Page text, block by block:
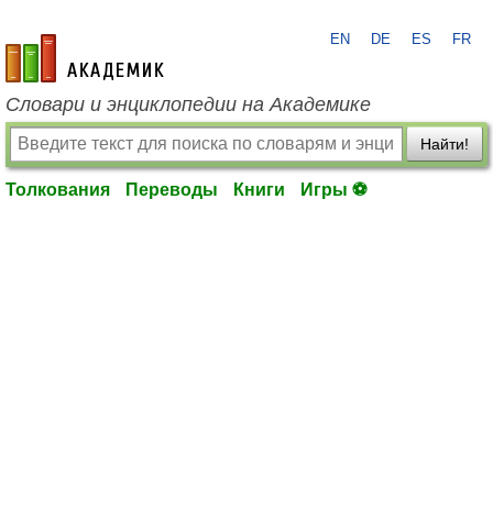
academic.ru
EN DE ES FR
Словари и энциклопедии на Академике
Найти!
Толкования Переводы Книги Игры ⚽